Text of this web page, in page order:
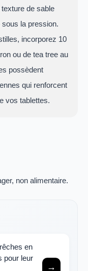
texture de sable
la pression.
incorporez 10
ou de tea tree au
possèdent
qui renforcent
vos tablettes.
non alimentaire.
en
pour leur
→